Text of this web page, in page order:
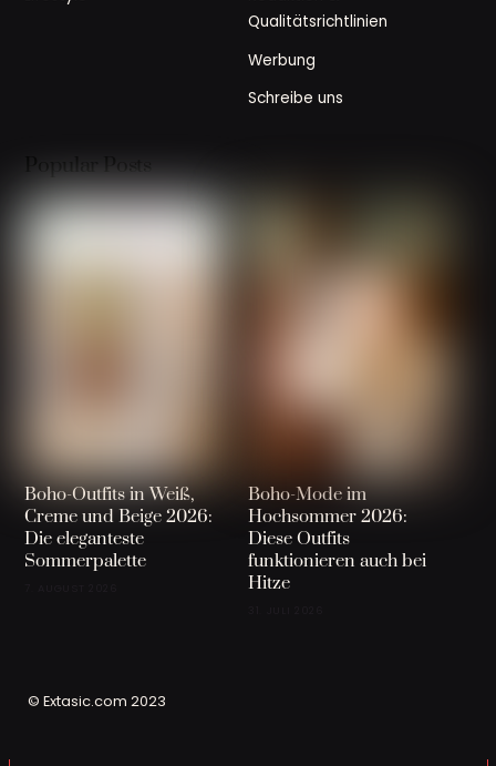
Qualitätsrichtlinien
Werbung
Schreibe uns
Popular Posts
Boho-Outfits in Weiß,
Creme und Beige 2026:
Die eleganteste
Sommerpalette
Boho-Mode im
Hochsommer 2026:
Diese Outfits
funktionieren auch bei
Hitze
© Extasic.com 2023